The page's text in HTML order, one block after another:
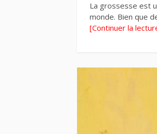
La grossesse est
monde. Bien que
[Continuer la